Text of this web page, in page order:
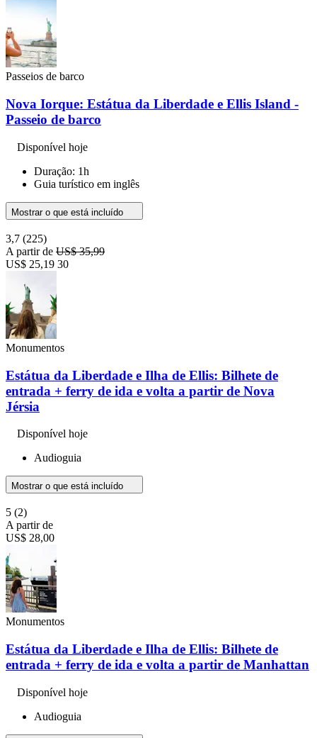
Passeios de barco
Nova Iorque: Estátua da Liberdade e Ellis Island -
Passeio de barco
Disponível hoje
Duração: 1h
Guia turístico em inglês
Mostrar o que está incluído
3,7 (225)
A partir de US$ 35,99
US$ 25,19 30
Monumentos
Estátua da Liberdade e Ilha de Ellis: Bilhete de
entrada + ferry de ida e volta a partir de Nova
Jérsia
Disponível hoje
Audioguia
Mostrar o que está incluído
5 (2)
A partir de
US$ 28,00
Monumentos
Estátua da Liberdade e Ilha de Ellis: Bilhete de
entrada + ferry de ida e volta a partir de Manhattan
Disponível hoje
Audioguia